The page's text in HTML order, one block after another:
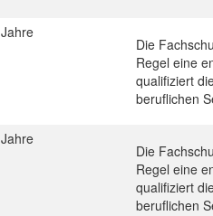
Die
Regel eine
qualifiziert
beruflichen
Die
Regel eine
qualifiziert
beruflichen